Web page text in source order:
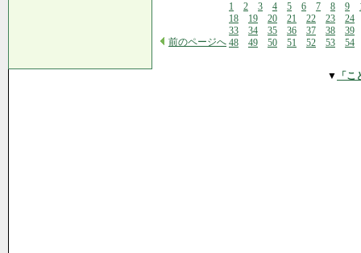
前のページへ
1 2 3 4 5 6 7 8 9
18
19 20 21 22 23
24
33
34 35 36 37 38
39
48
49 50 51 52 53 54
▼ 「